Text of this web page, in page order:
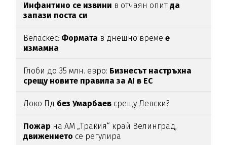
Инфантино се извини в отчаян опит да
запази поста си
Веласкес: Формата в днешно времее
измамна
Глоби до 35 млн. евро: Бизнесът настръхна
срещу новите правила за AI в ЕС
Локо Пд без Умарбаев срещу Левски?
Пожар на АМ „Тракия“ край Велинград,
движението се регулира